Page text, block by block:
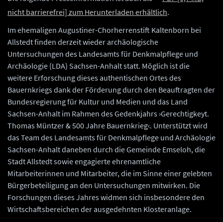
nicht barrierefrei] zum Herunterladen erhältlich.
Im ehemaligen Augustiner-Chorherrenstift Kaltenborn bei
Allstedt finden derzeit wieder archäologische
Untersuchungen des Landesamts für Denkmalpflege und
Archäologie (LDA) Sachsen-Anhalt statt. Möglich ist die
weitere Erforschung dieses authentischen Ortes des
Bauernkriegs dank der Förderung durch den Beauftragten der
Bundesregierung für Kultur und Medien und das Land
Sachsen-Anhalt im Rahmen des Gedenkjahrs ›Gerechtigkeyt.
Thomas Müntzer & 500 Jahre Bauernkrieg‹. Unterstützt wird
das Team des Landesamts für Denkmalpflege und Archäologie
Sachsen-Anhalt daneben durch die Gemeinde Emseloh, die
Stadt Allstedt sowie engagierte ehrenamtliche
Mitarbeiterinnen und Mitarbeiter, die im Sinne einer gelebten
Bürgerbeteiligung an den Untersuchungen mitwirken. Die
Forschungen dieses Jahres widmen sich insbesondere den
Wirtschaftsbereichen der ausgedehnten Klosteranlage.